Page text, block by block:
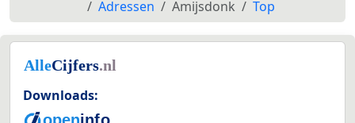
Adressen
Amijsdonk Top
Downloads: